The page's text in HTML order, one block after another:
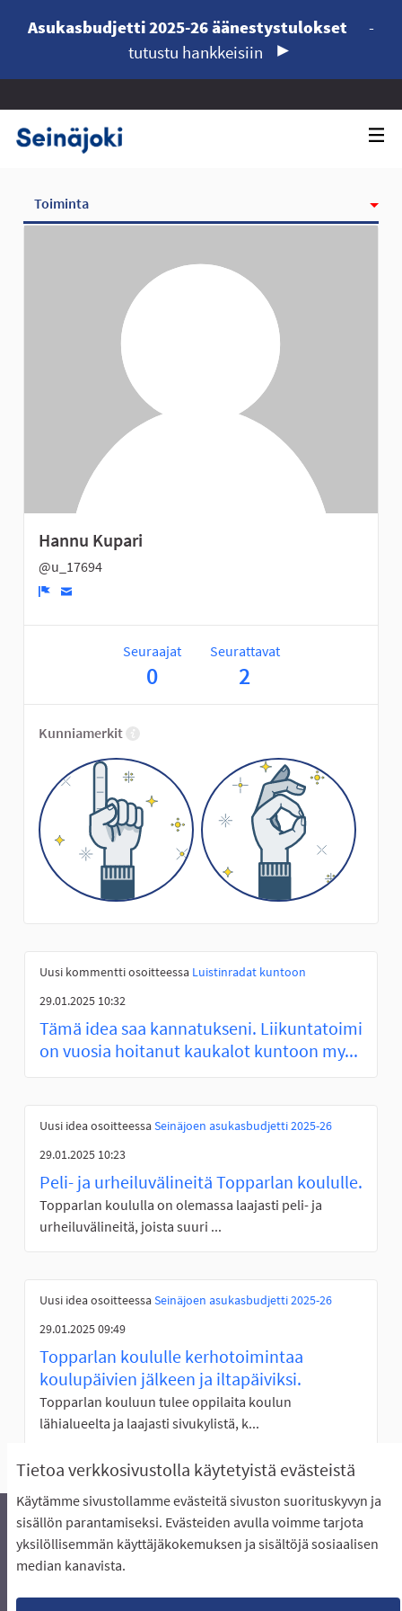
Tietoa verkkosivustolla käytetyistä evästeistä
Käytämme sivustollamme evästeitä sivuston suorituskyvyn ja
sisällön parantamiseksi. Evästeiden avulla voimme tarjota
yksilöllisemmän käyttäjäkokemuksen ja sisältöjä sosiaalisen
median kanavista.
Asukasbudjetti 2025-26 äänestystulokset
-
tutustu hankkeisiin
Toiminta
Hannu Kupari
@u_17694
Seuraajat
0
Seurattavat
2
Kunniamerkit
Uusi kommentti osoitteessa Luistinradat kuntoon
29.01.2025 10:32
Tämä idea saa kannatukseni. Liikuntatoimi
on vuosia hoitanut kaukalot kuntoon my...
Uusi idea osoitteessaSeinäjoen asukasbudjetti 2025-26
29.01.2025 10:23
Peli- ja urheiluvälineitä Topparlan koululle.
Topparlan koululla on olemassa laajasti peli- ja
urheiluvälineitä, joista suuri ...
Uusi idea osoitteessaSeinäjoen asukasbudjetti 2025-26
29.01.2025 09:49
Topparlan koululle kerhotoimintaa
koulupäivien jälkeen ja iltapäiviksi.
Topparlan kouluun tulee oppilaita koulun
lähialueelta ja laajasti sivukylistä, k...
Äänestyksen pikaohjeet
Usein kysytyt kysymykset
Näin äänestät Asukasbudjetissa